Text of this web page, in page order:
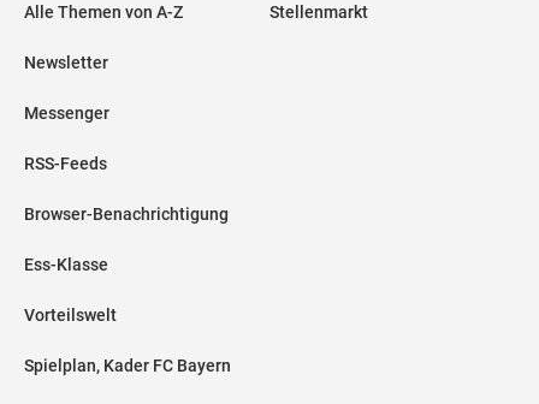
Alle Themen von A-Z
Newsletter
Messenger
RSS-Feeds
Browser-Benachrichtigung
Ess-Klasse
Vorteilswelt
Spielplan, Kader FC Bayern
Stellenmarkt